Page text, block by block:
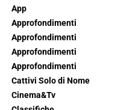
App
Approfondimenti
Approfondimenti
Approfondimenti
Approfondimenti
Cattivi Solo di Nome
Cinema&Tv